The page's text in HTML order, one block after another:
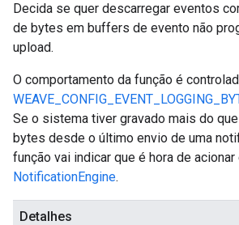
Decida se quer descarregar eventos
de bytes em buffers de evento não
upload.
O comportamento da função é
Se o sistema tiver gravado mais do
bytes desde o último envio de uma
função vai indicar que é hora de acionar
NotificationEngine.
Detalhes